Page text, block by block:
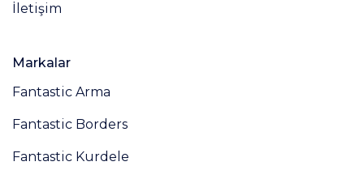
İletişim
Markalar
Fantastic Arma
Fantastic Borders
Fantastic Kurdele